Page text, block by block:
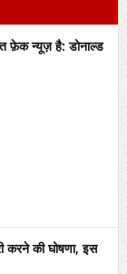
फ़ेक न्यूज़ है: डोनाल्ड
करने की घोषणा, इस